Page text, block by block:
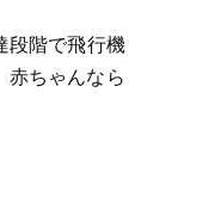
段階で飛行機
赤ちゃんなら